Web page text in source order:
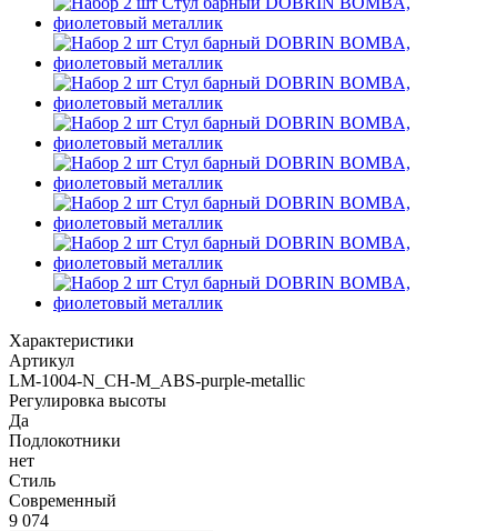
Характеристики
Артикул
LM-1004-N_CH-M_ABS-purple-metallic
Регулировка высоты
Да
Подлокотники
нет
Стиль
Современный
9 074